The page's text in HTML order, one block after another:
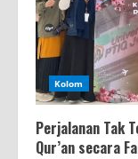
Kolom
Perjalanan Tak
Qur’an secara